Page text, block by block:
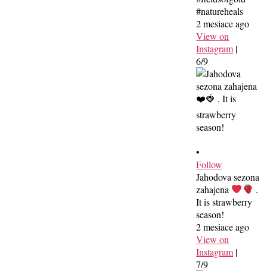
#natureheals
2 mesiace ago
View on
Instagram |
6/9
•
Follow
Jahodova sezona
zahajena
.
It is strawberry
season!
2 mesiace ago
View on
Instagram |
7/9